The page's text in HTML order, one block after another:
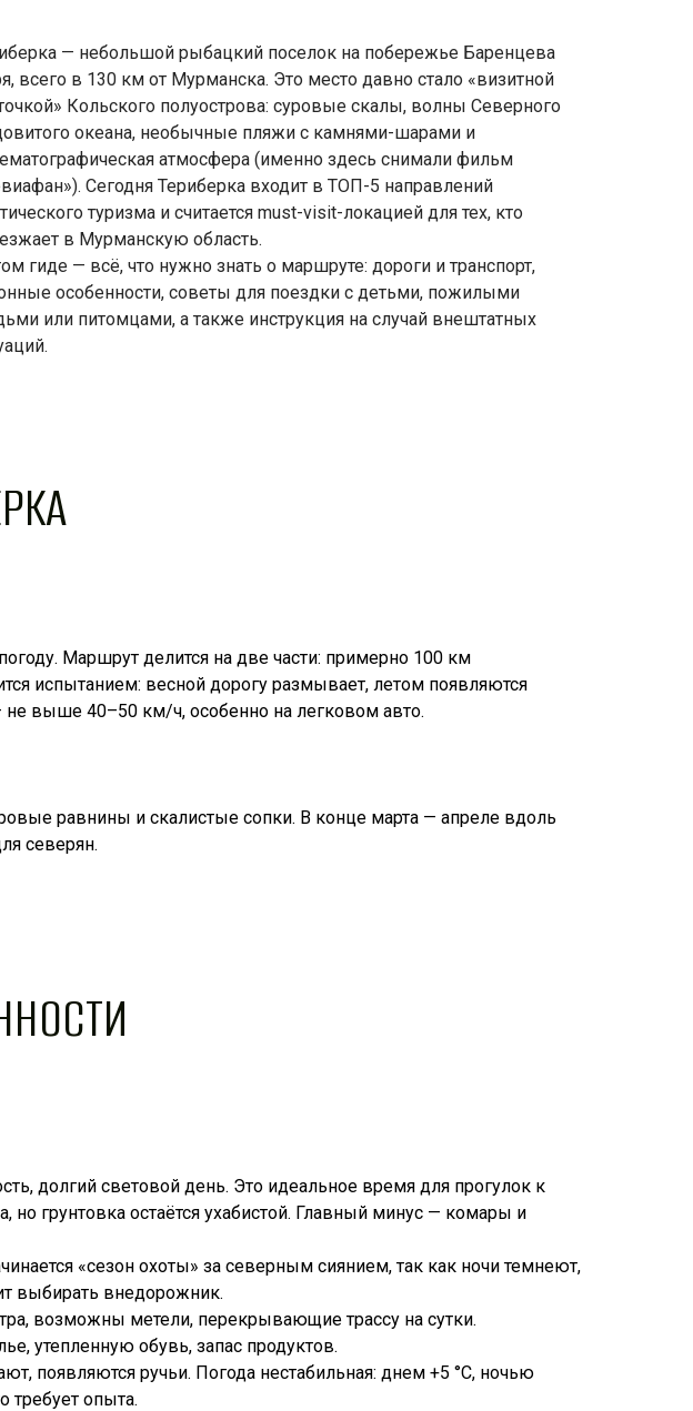
— небольшой рыбацкий поселок на побережье Баренцева
всего в 130 км от Мурманска. Это место давно стало «визитной
Кольского полуострова: суровые скалы, волны Северного
океана, необычные пляжи с камнями-шарами и
атмосфера (именно здесь снимали фильм
Сегодня Териберка входит в ТОП-5 направлений
туризма и считается must-visit-локацией для тех, кто
в Мурманскую область.
гиде — всё, что нужно знать о маршруте: дороги и транспорт,
особенности, советы для поездки с детьми, пожилыми
или питомцами, а также инструкция на случай внештатных
Маршрут делится на две части: примерно 100 км
испытанием: весной дорогу размывает, летом появляются
не выше 40–50 км/ч, особенно на легковом авто.
равнины и скалистые сопки. В конце марта — апреле вдоль
северян.
долгий световой день. Это идеальное время для прогулок к
грунтовка остаётся ухабистой. Главный минус — комары и
«сезон охоты» за северным сиянием, так как ночи темнеют,
выбирать внедорожник.
возможны метели, перекрывающие трассу на сутки.
утепленную обувь, запас продуктов.
появляются ручьи. Погода нестабильная: днем +5 °C, ночью
требует опыта.